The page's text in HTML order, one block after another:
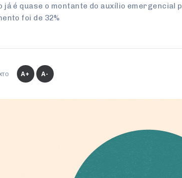
já é quase o montante do auxílio
foi de 32%
A+ A-